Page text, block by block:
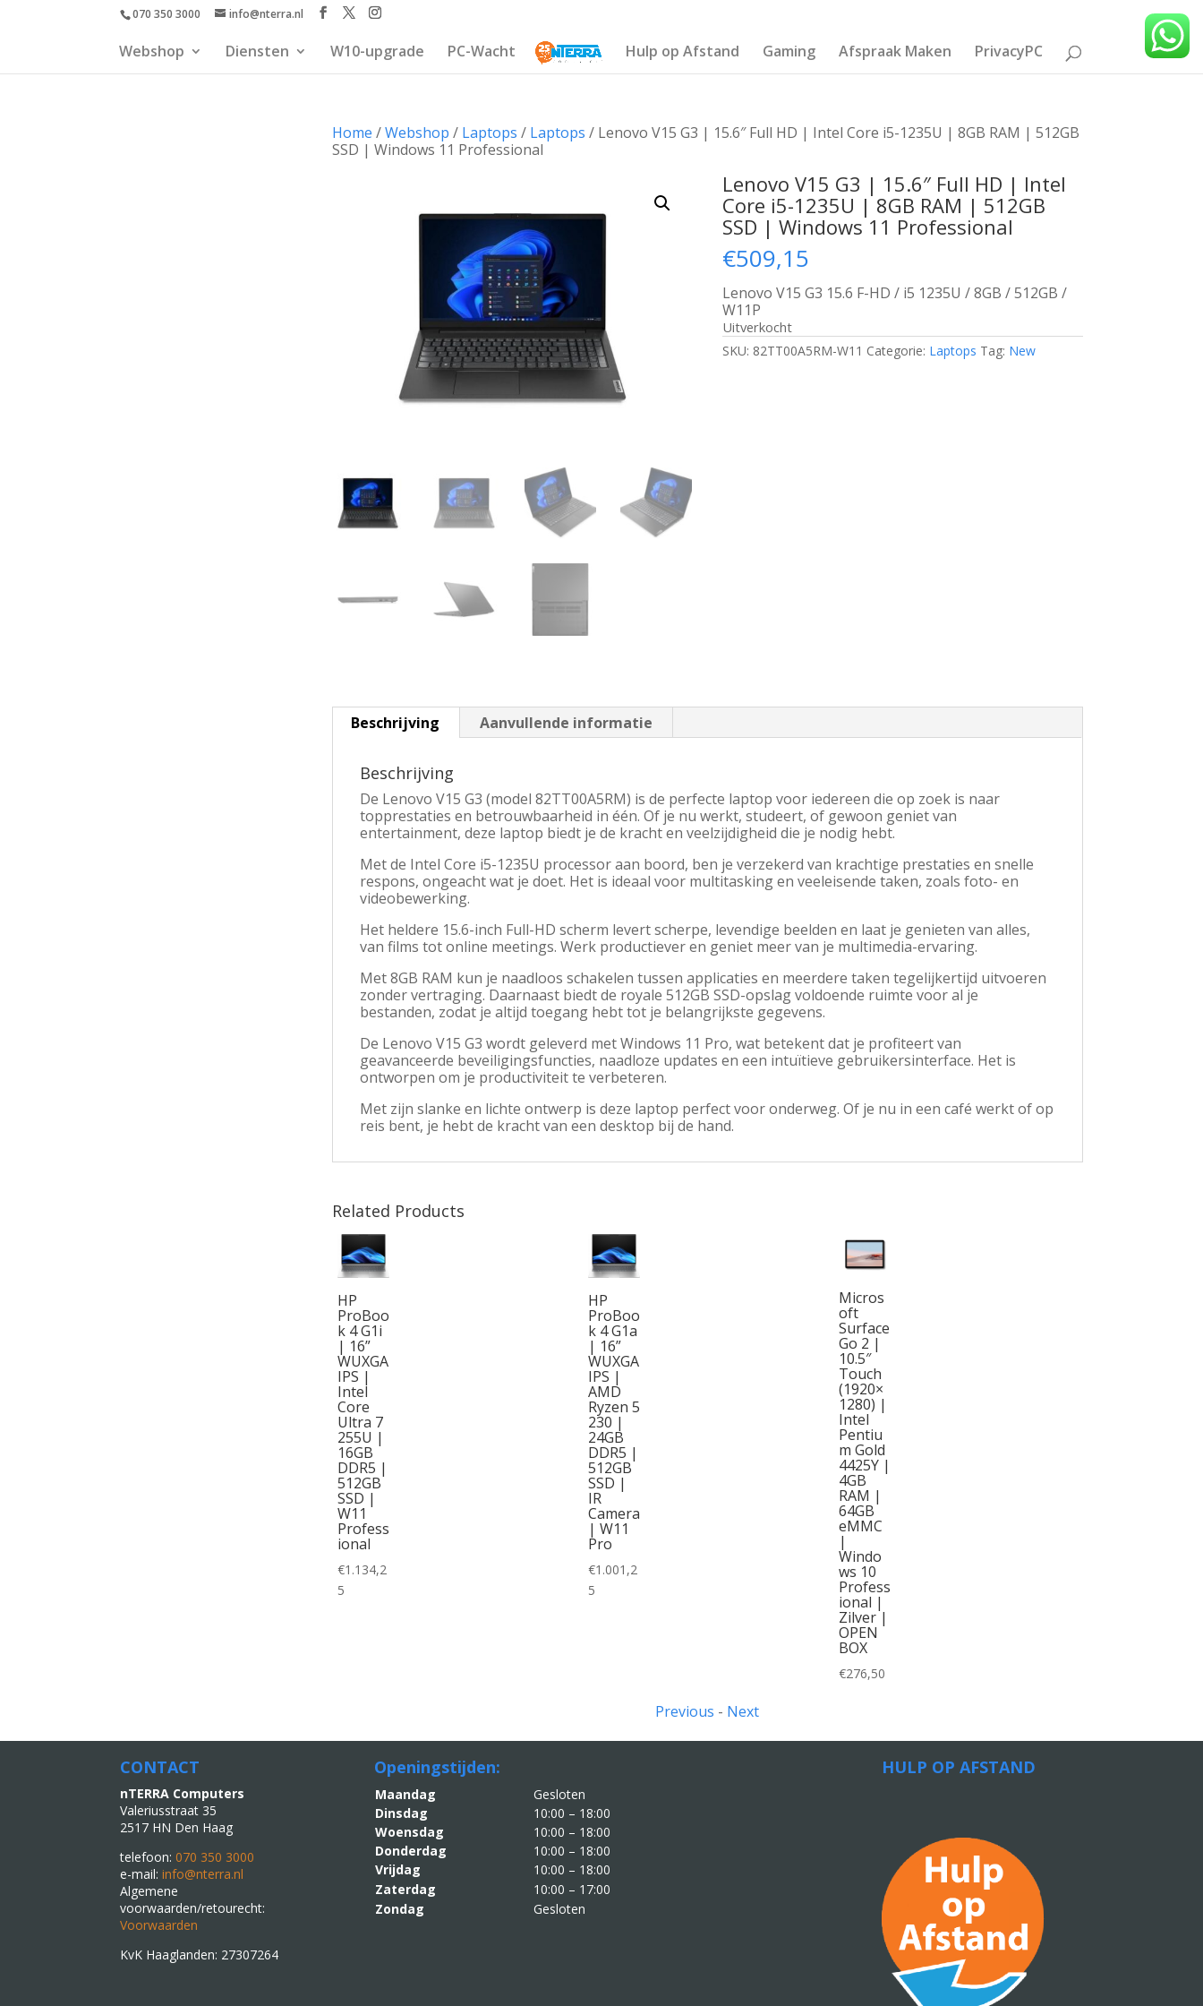
070 350 3000 info@nterra.nl
Webshop Diensten W10-upgrade PC-Wacht Hulp op Afstand Gaming Afspraak Maken PrivacyPC
Home /Webshop / Laptops / Laptops / Lenovo V15 G3 | 15.6″ Full HD | Intel Core i5-1235U | 8GB RAM | 512GB
SSD | Windows 11 Professional
Lenovo V15 G3 | 15.6″ Full HD | Intel
Core i5-1235U | 8GB RAM | 512GB
SSD | Windows 11 Professional
€509,15
Lenovo V15 G3 15.6 F-HD / i5 1235U / 8GB / 512GB /
W11P
Uitverkocht
SKU: 82TT00A5RM-W11 Categorie: Laptops Tag: New
Beschrijving Aanvullende informatie
Beschrijving
De Lenovo V15 G3 (model 82TT00A5RM) is de perfecte laptop voor iedereen die op zoek is naar
topprestaties en betrouwbaarheid in één. Of je nu werkt, studeert, of gewoon geniet van
entertainment, deze laptop biedt je de kracht en veelzijdigheid die je nodig hebt.
Met de Intel Core i5-1235U processor aan boord, ben je verzekerd van krachtige prestaties en snelle
respons, ongeacht wat je doet. Het is ideaal voor multitasking en veeleisende taken, zoals foto- en
videobewerking.
Het heldere 15.6-inch Full-HD scherm levert scherpe, levendige beelden en laat je genieten van alles,
van films tot online meetings. Werk productiever en geniet meer van je multimedia-ervaring.
Met 8GB RAM kun je naadloos schakelen tussen applicaties en meerdere taken tegelijkertijd uitvoeren
zonder vertraging. Daarnaast biedt de royale 512GB SSD-opslag voldoende ruimte voor al je
bestanden, zodat je altijd toegang hebt tot je belangrijkste gegevens.
De Lenovo V15 G3 wordt geleverd met Windows 11 Pro, wat betekent dat je profiteert van
geavanceerde beveiligingsfuncties, naadloze updates en een intuïtieve gebruikersinterface. Het is
ontworpen om je productiviteit te verbeteren.
Met zijn slanke en lichte ontwerp is deze laptop perfect voor onderweg. Of je nu in een café werkt of op
reis bent, je hebt de kracht van een desktop bij de hand.
Related Products
HP
ProBoo
k 4 G1i
| 16”
WUXGA
IPS |
Intel
Core
Ultra 7
255U |
16GB
DDR5 |
512GB
SSD |
W11
Profess
ional
€1.134,2
5
HP
ProBoo
k 4 G1a
| 16”
WUXGA
IPS |
AMD
Ryzen 5
230 |
24GB
DDR5 |
512GB
SSD |
IR
Camera
| W11
Pro
€1.001,2
5
Micros
oft
Surface
Go 2 |
10.5″
Touch
(1920×
1280) |
Intel
Pentiu
m Gold
4425Y |
4GB
RAM |
64GB
eMMC
|
Windo
ws 10
Profess
ional |
Zilver |
OPEN
BOX
€276,50
Previous - Next
CONTACT
nTERRA Computers
Valeriusstraat 35
2517 HN Den Haag
telefoon:070 350 3000
e-mail:info@nterra.nl
Algemene
voorwaarden/retourecht:
Voorwaarden
KvK Haaglanden: 27307264
Openingstijden:
Maandag
Gesloten
Dinsdag
10:00 – 18:00
Woensdag
10:00 – 18:00
Donderdag
10:00 – 18:00
Vrijdag
10:00 – 18:00
Zaterdag
10:00 – 17:00
Zondag
Gesloten
HULP OP AFSTAND